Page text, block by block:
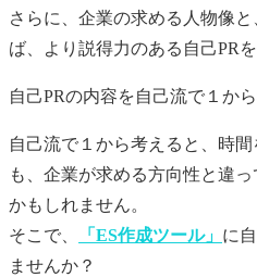
さらに、企業の求める人物像
ば、より説得力のある自己PR
自己PRの内容を自己流で１か
自己流で１から考えると、時
も、企業が求める方向性と違
かもしれません。
そこで、
「ES作成ツール」 に
ませんか？